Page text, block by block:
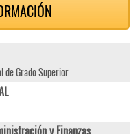
de Grado Superior